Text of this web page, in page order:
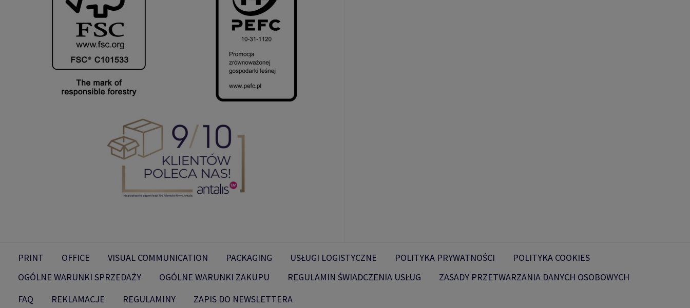
PRINT OFFICE VISUAL COMMUNICATION PACKAGING USŁUGI LOGISTYCZNE POLITYKA PRYWATNOŚCI
POLITYKA COOKIES
OGÓLNE WARUNKI SPRZEDAŻY
OGÓLNE WARUNKI ZAKUPU REGULAMIN ŚWIADCZENIA USŁUG
ZASADY PRZETWARZANIA DANYCH OSOBOWYCH
FAQ
REKLAMACJE REGULAMINY ZAPIS DO NEWSLETTERA